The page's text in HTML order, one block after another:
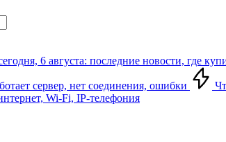
6 августа: последние новости, где
сервер, нет соединения, ошибки
Wi-Fi, IP-телефония